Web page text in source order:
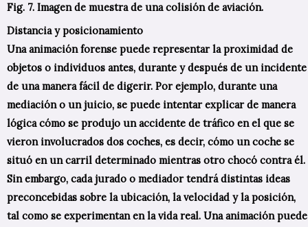
Fig. 7. Imagen de muestra de una colisión de aviación.
Distancia y posicionamiento
Una animación forense puede representar la proximidad de
objetos o individuos antes, durante y después de un incidente
de una manera fácil de digerir. Por ejemplo, durante una
mediación o un juicio, se puede intentar explicar de manera
lógica cómo se produjo un accidente de tráfico en el que se
vieron involucrados dos coches, es decir, cómo un coche se
situó en un carril determinado mientras otro chocó contra él.
Sin embargo, cada jurado o mediador tendrá distintas ideas
preconcebidas sobre la ubicación, la velocidad y la posición,
tal como se experimentan en la vida real. Una animación puede